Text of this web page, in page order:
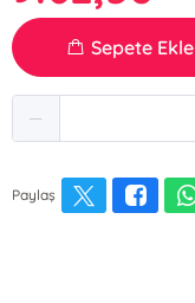
Sepete Ekle
Paylaş